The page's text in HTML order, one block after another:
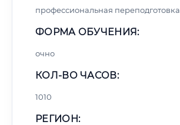
профессиональная переподготовка
ФОРМА ОБУЧЕНИЯ:
очно
КОЛ-ВО ЧАСОВ:
1010
РЕГИОН: